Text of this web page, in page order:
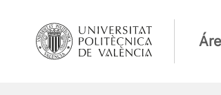
contenido